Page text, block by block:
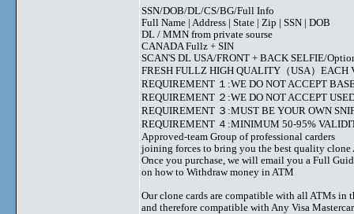
SSN/DOB/DL/CS/BG/Full Info
Full Name | Address | State | Zip | SSN | DOB
DL / MMN from private sourse
CANADA Fullz + SIN
SCAN'S DL USA/FRONT + BACK SELFIE/
FRESH FULLZ HIGH QUALITY（USA）EACH
REQUIREMENT １:WE DO NOT ACCEPT
REQUIREMENT ２:WE DO NOT ACCEPT
REQUIREMENT ３:MUST BE YOUR OWN
REQUIREMENT ４:MINIMUM 50-95%
Approved-team Group of professional carders
joining forces to bring you the best quality clone
Once you purchase, we will email you a Full
on how to Withdraw money in ATM
Our clone cards are compatible with all ATMs in
and therefore compatible with Any Visa